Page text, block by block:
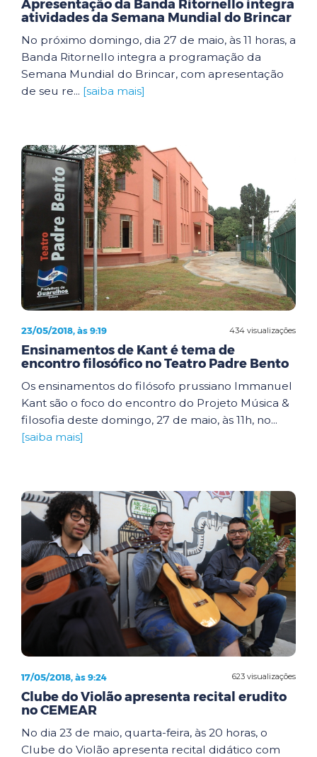
Apresentação da Banda Ritornello integra
atividades da Semana Mundial do Brincar
No próximo domingo, dia 27 de maio, às 11 horas, a
Banda Ritornello integra a programação da
Semana Mundial do Brincar, com apresentação
de seu re... [saiba mais]
434 visualizações
23/05/2018, às 9:19
Ensinamentos de Kant é tema de
encontro filosófico no Teatro Padre Bento
Os ensinamentos do filósofo prussiano Immanuel
Kant são o foco do encontro do Projeto Música &
filosofia deste domingo, 27 de maio, às 11h, no...
[saiba mais]
623 visualizações
17/05/2018, às 9:24
Clube do Violão apresenta recital erudito
no CEMEAR
No dia 23 de maio, quarta-feira, às 20 horas, o
Clube do Violão apresenta recital didático com